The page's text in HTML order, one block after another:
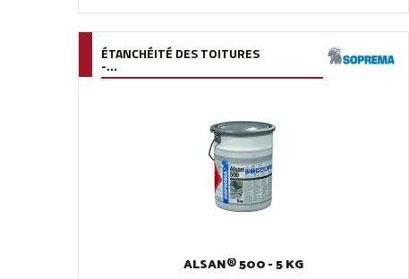
ÉTANCHÉITÉ DES TOITURES
-...
ALSAN® 500 - 5 KG